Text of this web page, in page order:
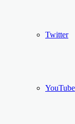
Twitter
YouTube